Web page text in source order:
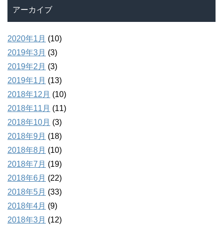
アーカイブ
2020年1月 (10)
2019年3月 (3)
2019年2月 (3)
2019年1月 (13)
2018年12月 (10)
2018年11月 (11)
2018年10月 (3)
2018年9月 (18)
2018年8月 (10)
2018年7月 (19)
2018年6月 (22)
2018年5月 (33)
2018年4月 (9)
2018年3月 (12)